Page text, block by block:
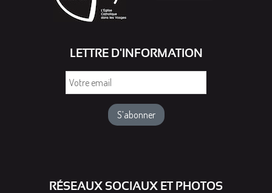
LETTRE D'INFORMATION
RÉSEAUX SOCIAUX ET PHOTOS